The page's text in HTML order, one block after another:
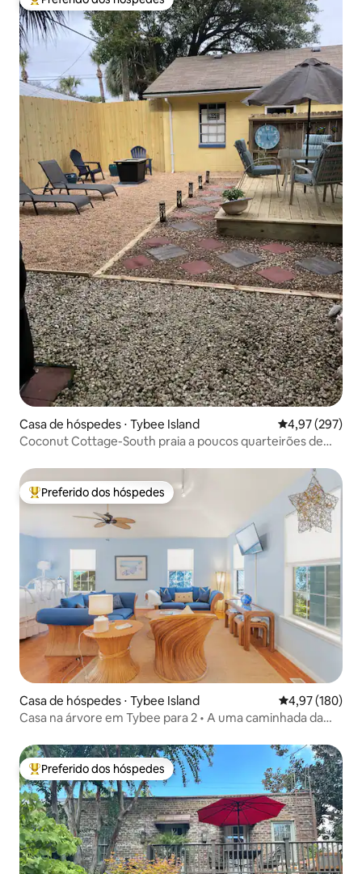
Entre os melhores preferidos dos hóspedes
Casa de hóspedes ⋅ Tybee Island 4,97 de uma
4,97 (297)
Coconut Cottage-South praia a poucos quarteirões de
Entre os melhores preferidos dos hóspedes
Preferido dos hóspedes
Casa de hóspedes ⋅ Tybee Island 4,97 de uma
4,97 (180)
Casa na árvore em Tybee para 2 • A uma caminhada da
Entre os melhores preferidos dos hóspedes
Preferido dos hóspedes